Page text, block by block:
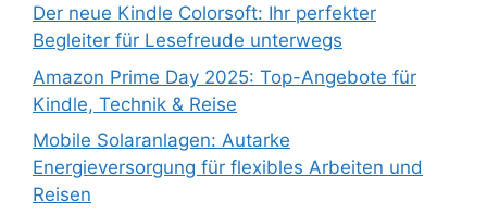
Der neue Kindle Colorsoft: Ihr perfekter
Begleiter für Lesefreude unterwegs
Amazon Prime Day 2025: Top-Angebote für
Kindle, Technik & Reise
Mobile Solaranlagen: Autarke
Energieversorgung für flexibles Arbeiten und
Reisen